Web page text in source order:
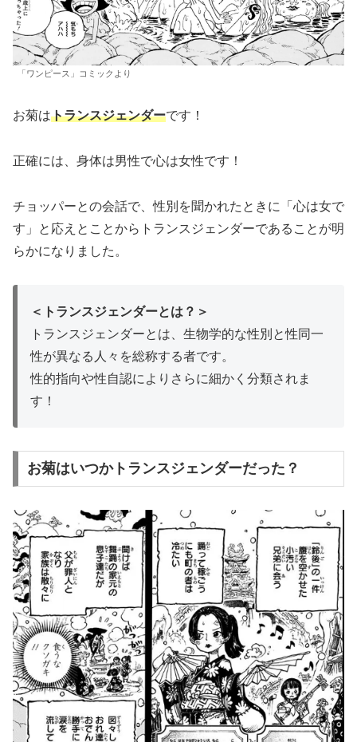
「ワンピース」コミックより
お菊はトランスジェンダーです！
正確には、身体は男性で心は女性です！
チョッパーとの会話で、性別を聞かれたときに「心は女で
す」と応えとことからトランスジェンダーであることが明
らかになりました。
＜トランスジェンダーとは？＞
トランスジェンダーとは、生物学的な性別と性同一
性が異なる人々を総称する者です。
性的指向や性自認によりさらに細かく分類されま
す！
お菊はいつかトランスジェンダーだった？